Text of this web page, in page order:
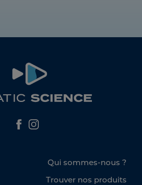
Qui sommes-nous ?
Trouver nos produits